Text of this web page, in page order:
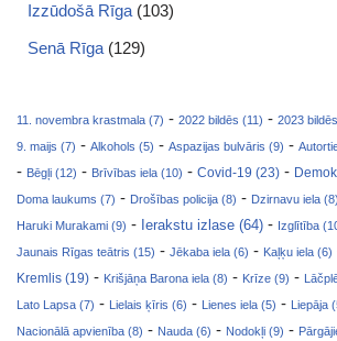
Izzūdošā Rīga (103)
Senā Rīga (129)
11. novembra krastmala (7) - 2022 bildēs (11) - 2023
9. maijs (7) - Alkohols (5) - Aspazijas bulvāris (9) -
- Bēgļi (12) - Brīvības iela (10) - Covid-19 (23) -
Doma laukums (7) - Drošības policija (8) - Dzirnavu iela (8)
Haruki Murakami (9) - Ierakstu izlase (64) - Izglītība
Jaunais Rīgas teātris (15) - Jēkaba iela (6) - Kaļķu iela (6)
Kremlis (19) - Krišjāņa Barona iela (8) - Krīze (9) -
Lato Lapsa (7) - Lielais ķīris (6) - Lienes iela (5) - Liepāja
Nacionālā apvienība (8) - Nauda (6) - Nodokļi (9) -